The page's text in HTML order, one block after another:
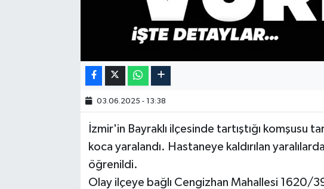
03.06.2025 - 13:38
İzmir'in Bayraklı ilçesinde tartıştığı komşusu
koca yaralandı. Hastaneye kaldırılan
öğrenildi.
Olay ilçeye bağlı Cengizhan Mahallesi 1620/